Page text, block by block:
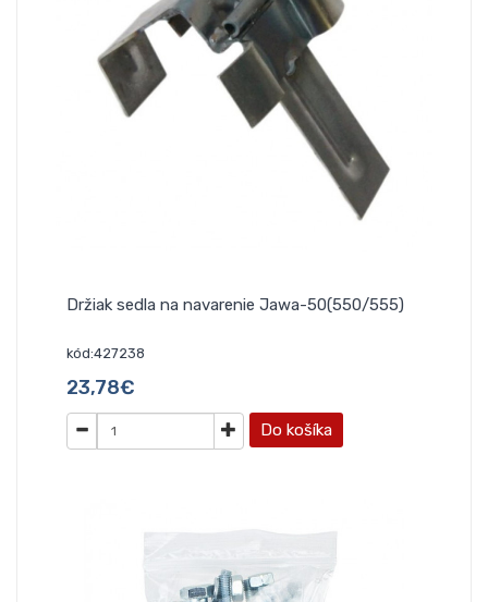
Držiak sedla na navarenie Jawa-50(550/555)
kód:427238
23,78€
Do košíka